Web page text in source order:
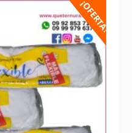
¡OFERTA!